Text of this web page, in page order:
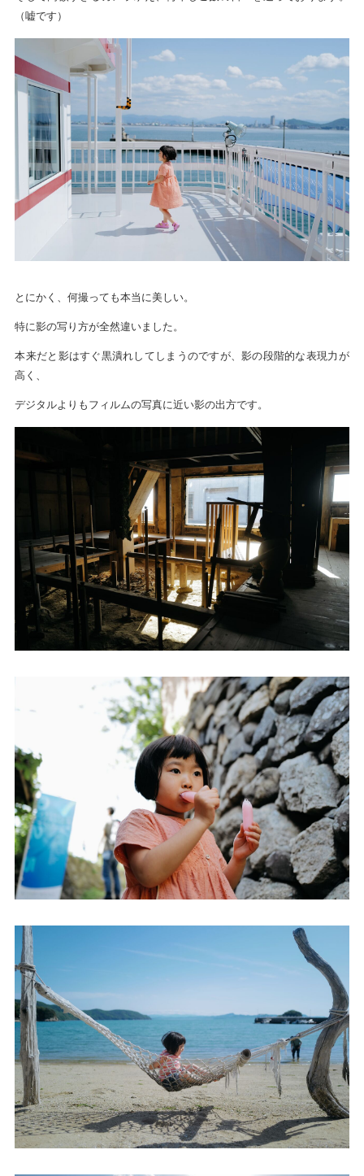
（嘘です）
とにかく、何撮っても本当に美しい。
特に影の写り方が全然違いました。
本来だと影はすぐ黒潰れしてしまうのですが、影の段階的な表現力が
高く、
デジタルよりもフィルムの写真に近い影の出方です。